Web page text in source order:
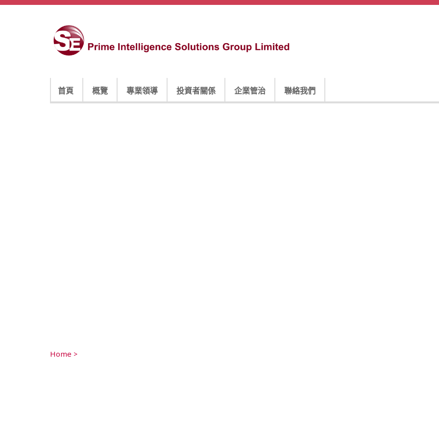
首頁 概覽 專業領導 投資者關係 企業管治 聯絡我們
Home >